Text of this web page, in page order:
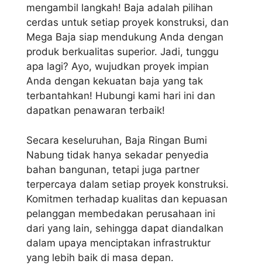
mengambil langkah! Baja adalah pilihan
cerdas untuk setiap proyek konstruksi, dan
Mega Baja siap mendukung Anda dengan
produk berkualitas superior. Jadi, tunggu
apa lagi? Ayo, wujudkan proyek impian
Anda dengan kekuatan baja yang tak
terbantahkan! Hubungi kami hari ini dan
dapatkan penawaran terbaik!
Secara keseluruhan, Baja Ringan Bumi
Nabung tidak hanya sekadar penyedia
bahan bangunan, tetapi juga partner
terpercaya dalam setiap proyek konstruksi.
Komitmen terhadap kualitas dan kepuasan
pelanggan membedakan perusahaan ini
dari yang lain, sehingga dapat diandalkan
dalam upaya menciptakan infrastruktur
yang lebih baik di masa depan.